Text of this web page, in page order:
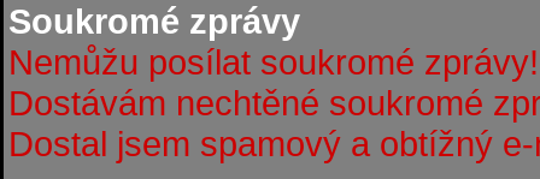
Soukromé zprávy
Nemůžu posílat soukromé zprávy!
Dostávám nechtěné soukromé
Dostal jsem spamový a obtížný